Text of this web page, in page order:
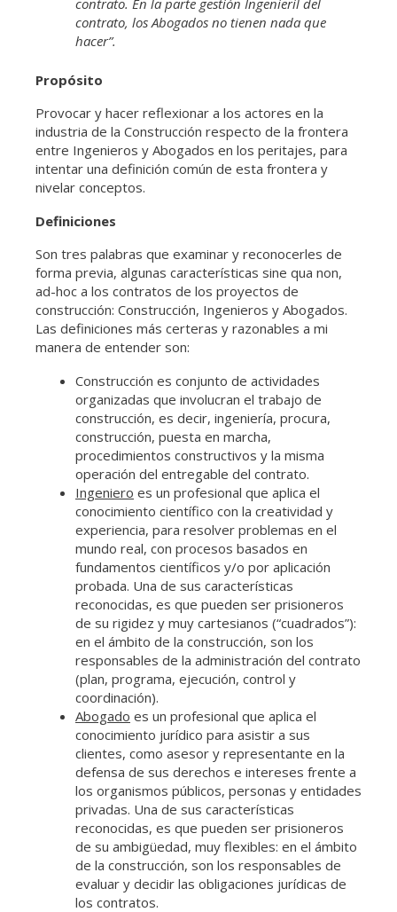
contrato. En la parte gestión Ingenieril del
contrato, los Abogados no tienen nada que
hacer”.
Propósito
Provocar y hacer reflexionar a los actores en la
industria de la Construcción respecto de la frontera
entre Ingenieros y Abogados en los peritajes, para
intentar una definición común de esta frontera y
nivelar conceptos.
Definiciones
Son tres palabras que examinar y reconocerles de
forma previa, algunas características sine qua non,
ad-hoc a los contratos de los proyectos de
construcción: Construcción, Ingenieros y Abogados.
Las definiciones más certeras y razonables a mi
manera de entender son:
Construcción es conjunto de actividades
organizadas que involucran el trabajo de
construcción, es decir, ingeniería, procura,
construcción, puesta en marcha,
procedimientos constructivos y la misma
operación del entregable del contrato.
Ingeniero es un profesional que aplica el
conocimiento científico con la creatividad y
experiencia, para resolver problemas en el
mundo real, con procesos basados en
fundamentos científicos y/o por aplicación
probada. Una de sus características
reconocidas, es que pueden ser prisioneros
de su rigidez y muy cartesianos (“cuadrados”):
en el ámbito de la construcción, son los
responsables de la administración del contrato
(plan, programa, ejecución, control y
coordinación).
Abogado es un profesional que aplica el
conocimiento jurídico para asistir a sus
clientes, como asesor y representante en la
defensa de sus derechos e intereses frente a
los organismos públicos, personas y entidades
privadas. Una de sus características
reconocidas, es que pueden ser prisioneros
de su ambigüedad, muy flexibles: en el ámbito
de la construcción, son los responsables de
evaluar y decidir las obligaciones jurídicas de
los contratos.